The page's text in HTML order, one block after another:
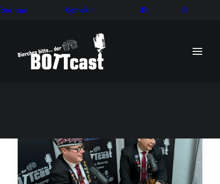
uns Kontakt